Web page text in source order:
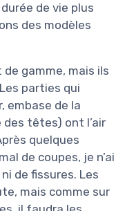
de vie plus
des modèles
gamme, mais ils
parties qui
embase de la
têtes) ont l’air
quelques
de coupes, je n’ai
de fissures. Les
mais comme sur